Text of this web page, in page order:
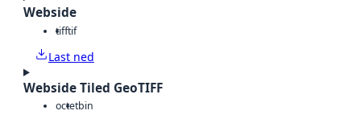
Webside
tifftif
Last ned
Webside Tiled GeoTIFF
octetbin